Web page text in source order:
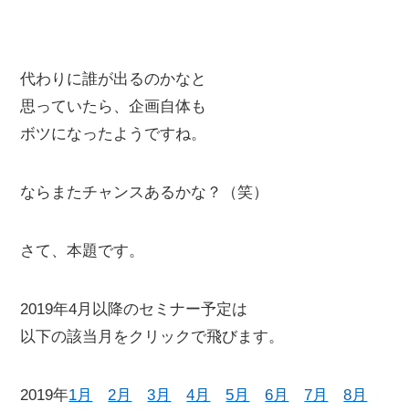
代わりに誰が出るのかなと
思っていたら、企画自体も
ボツになったようですね。
ならまたチャンスあるかな？（笑）
さて、本題です。
2019年4月以降のセミナー予定は
以下の該当月をクリックで飛びます。
2019年1月 2月 3月 4月 5月 6月 7月
8月